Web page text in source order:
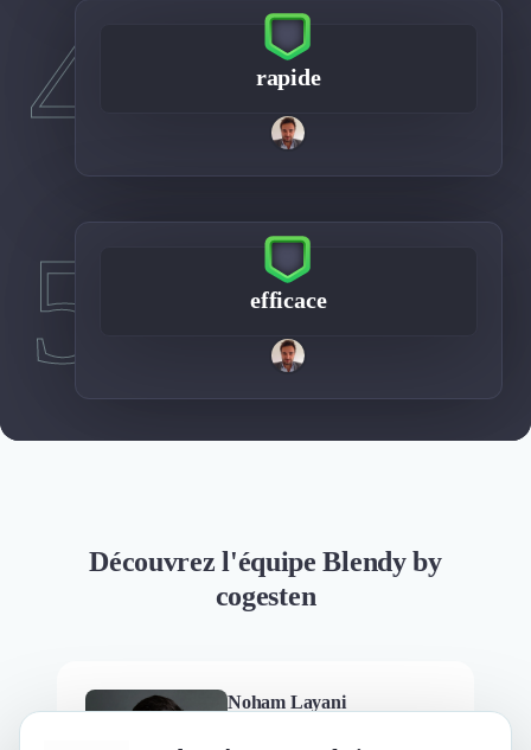
4 rapide
5 efficace
Découvrez l'équipe Blendy by
cogesten
Noham Layani